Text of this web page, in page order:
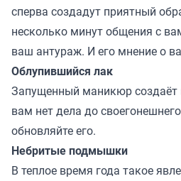
сперва создадут приятный
несколько минут общения с
ваш антураж. И его мнение о
Облупившийся лак
Запущенный маникюр создаёт
вам нет дела до
обновляйте его.
Небритые подмышки
В теплое время года такое